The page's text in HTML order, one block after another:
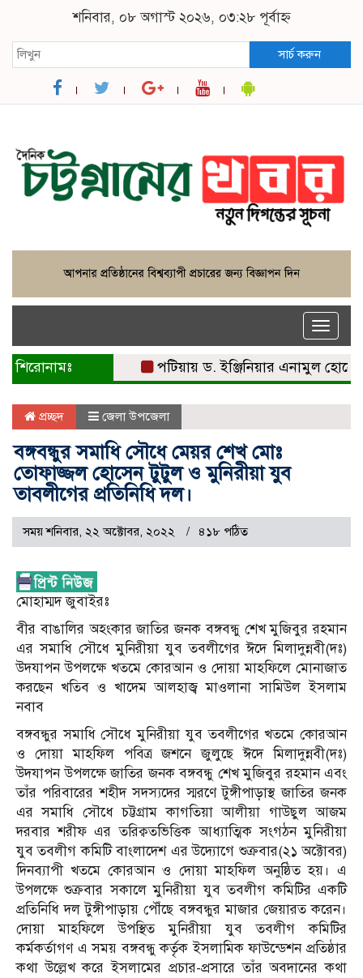
শনিবার, ০৮ অগাস্ট ২০২৬, ০৩:২৮ পূর্বাহ্ন
সার্চ করুন
Toggle
শিরোনামঃ পটিয়ায় ড. ইঞ্জিনিয়ার এনামুল হোসেনকে
প্রচ্ছদ জেলা উপজেলা
বঙ্গবন্ধুর সমাধি সৌধে মেয়র শেখ মোঃ
তোফাজ্জল হোসেন টুটুল ও মুনিরীয়া যুব
তাবলীগের প্রতিনিধি দল।
সময় শনিবার, ২২ অক্টোবর, ২০২২ ৪১৮ পঠিত
মোহাম্মদ জুবাইরঃ
বীর বাঙালির অহংকার জাতির জনক বঙ্গবন্ধু শেখ মুজিবুর রহমান
এর সমাধি সৌধে মুনিরীয়া যুব তবলীগের ঈদে মিলাদুন্নবী(দঃ)
উদযাপন উপলক্ষে খতমে কোরআন ও দোয়া মাহফিলে মোনাজাত
করছেন খতিব ও খাদেম আলহাজ্ব মাওলানা সামিউল ইসলাম
নবাব
বঙ্গবন্ধুর সমাধি সৌধে মুনিরীয়া যুব তবলীগের খতমে কোরআন
ও দোয়া মাহফিল পবিত্র জশনে জুলুছে ঈদে মিলাদুন্নবী(দঃ)
উদযাপন উপলক্ষে জাতির জনক বঙ্গবন্ধু শেখ মুজিবুর রহমান এবং
তাঁর পরিবারের শহীদ সদস্যদের স্মরণে টুঙ্গীপাড়াস্থ জাতির জনক
এর সমাধি সৌধে চট্টগ্রাম কাগতিয়া আলীয়া গাউছুল আজম
দরবার শরীফ এর তরিক্বতভিত্তিক আধ্যাত্মিক সংগঠন মুনিরীয়া
যুব তবলীগ কমিটি বাংলাদেশ এর উদ্যোগে শুক্রবার(২১ অক্টোবর)
দিনব্যাপী খতমে কোরআন ও দোয়া মাহফিল অনুষ্ঠিত হয়। এ
উপলক্ষে শুক্রবার সকালে মুনিরীয়া যুব তবলীগ কমিটির একটি
প্রতিনিধি দল টুঙ্গীপাড়ায় পৌঁছে বঙ্গবন্ধুর মাজার জেয়ারত করেন।
দোয়া মাহফিলে উপস্থিত মুনিরীয়া যুব তবলীগ কমিটির
কর্মকর্তাগণ এ সময় বঙ্গবন্ধু কর্তৃক ইসলামিক ফাউন্ডেশন প্রতিষ্ঠার
কথা উল্লেখ করে ইসলামের প্রচার-প্রসারে তাঁর অবদানের কথা